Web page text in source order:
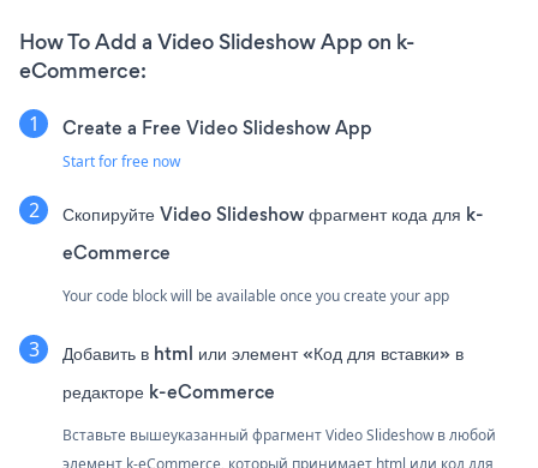
How To Add a Video Slideshow App on k-
eCommerce:
Create a Free Video Slideshow App
Start for free now
Скопируйте Video Slideshow фрагмент кода для k-
eCommerce
Your code block will be available once you create your app
Добавить в html или элемент «Код для вставки» в
редакторе k-eCommerce
Вставьте вышеуказанный фрагмент Video Slideshow в любой